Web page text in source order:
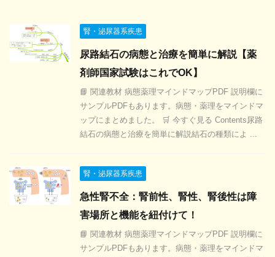
腎・泌尿器系疾患
尿路結石の病態と治療を簡単に解説【薬
剤師国家試験はこれでOK】
📘 関連教材 病態薬理マインドマップPDF 説明欄に
サンプルPDFもあります。病態・薬理をマインドマ
ップにまとめました。 🛒 今すぐ見る Contents尿路
結石の病態と治療を簡単に解説結石の種類によ ...
腎・泌尿器系疾患
急性腎不全：腎前性、腎性、腎後性は障
害場所と機能を紐付けて！
📘 関連教材 病態薬理マインドマップPDF 説明欄に
サンプルPDFもあります。病態・薬理をマインドマ